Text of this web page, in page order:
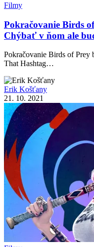
Filmy
Pokračovanie Birds
Chýbať v ňom ale
Pokračovanie Birds of Prey
That Hashtag…
Erik Košťany
21. 10. 2021